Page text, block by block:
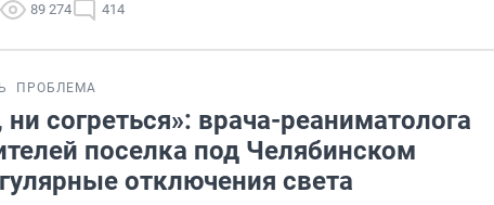
89 274 414
ПРОБЛЕМА
ни согреться»: врача-реаниматолога
поселка под Челябинском
отключения света